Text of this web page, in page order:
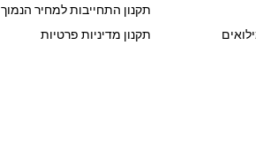
תקנון התחייבות למחיר הנמוך
תקנון מדיניות פרטיות